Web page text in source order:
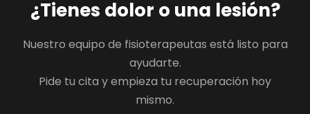
¿Tienes dolor o una lesión?
Nuestro equipo de fisioterapeutas está listo para
ayudarte.
Pide tu cita y empieza tu recuperación hoy
mismo.